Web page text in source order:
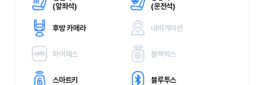
(앞좌석)
(운전석)
후방 카메라 내비게이션
하이패스 블랙박스
스마트키 블루투스